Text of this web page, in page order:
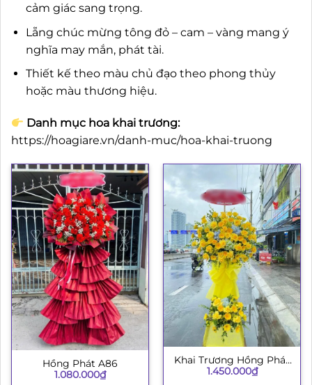
cảm giác sang trọng.
Lẵng chúc mừng tông đỏ – cam – vàng mang ý
nghĩa may mắn, phát tài.
Thiết kế theo màu chủ đạo theo phong thủy
hoặc màu thương hiệu.
Danh mục hoa khai trương:
https://hoagiare.vn/danh-muc/hoa-khai-truong
Hồng Phát A86
1.080.000₫
Khai Trương Hồng Phát
003
1.450.000₫